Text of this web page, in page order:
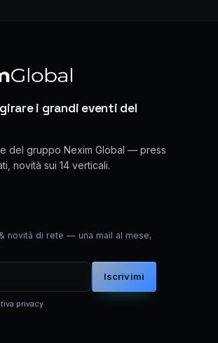
i grandi eventi del
del gruppo Nexim Global — press
novità sui 14 verticali.
novità di rete — una mail al mese,
Iscrivimi
privacy